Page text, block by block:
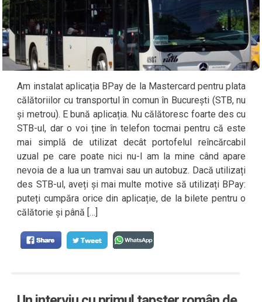
Am instalat aplicația BPay de la Mastercard pentru plata
călătoriilor cu transportul în comun în București (STB, nu
și metrou). E bună aplicația. Nu călătoresc foarte des cu
STB-ul, dar o voi ține în telefon tocmai pentru că este
mai simplă de utilizat decât portofelul reîncărcabil
uzual pe care poate nici nu-l am la mine când apare
nevoia de a lua un tramvai sau un autobuz. Dacă utilizați
des STB-ul, aveți și mai multe motive să utilizați BPay:
puteți cumpăra orice din aplicație, de la bilete pentru o
călătorie și până […]